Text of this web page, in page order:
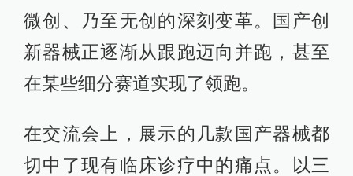
微创、乃至无创的深刻变革。国产创
新器械正逐渐从跟跑迈向并跑，甚至
在某些细分赛道实现了领跑。
在交流会上，展示的几款国产器械都
切中了现有临床诊疗中的痛点。以三